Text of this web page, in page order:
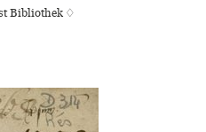
Bibliothek ♢